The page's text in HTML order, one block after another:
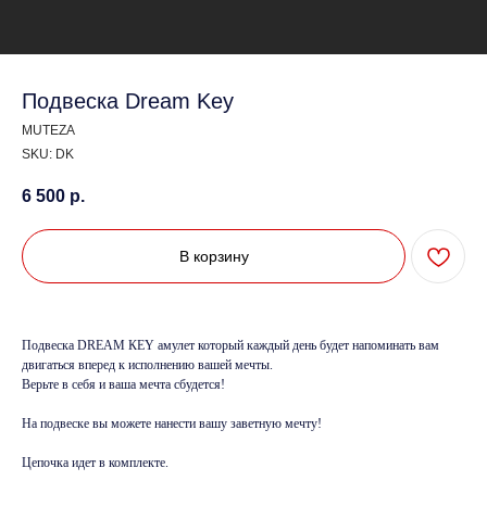
Подвеска Dream Key
MUTEZA
SKU: DK
6 500 р.
В корзину
Подвеска DREAM КЕY амулет который каждый день будет напоминать вам
двигаться вперед к исполнению вашей мечты.
Верьте в себя и ваша мечта сбудется!
На подвеске вы можете нанести вашу заветную мечту!
Цепочка идет в комплекте.